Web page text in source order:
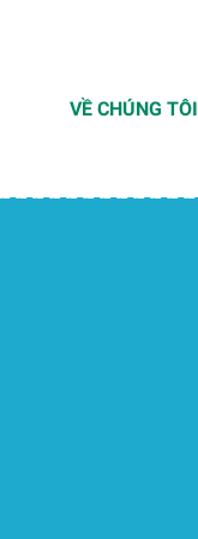
VỀ CHÚNG TÔI